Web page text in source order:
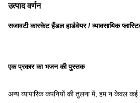
उत्पाद वर्णन
सजावटी कास्केट हैंडल हार्डवेयर / व्यावसायिक
एक प्रकार का भजन की पुस्तक
अन्य व्यापारिक कंपनियों की तुलना में, हम न केवल